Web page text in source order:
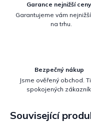
Garance nejnižší ceny
Garantujeme vám
na trhu.
Bezpečný nákup
Jsme ověřený obchod.
spokojených
Související